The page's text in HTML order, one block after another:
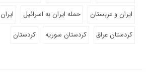
ایران و عربستان
حمله ایران به اسرائیل ایران
کردستان عراق
کردستان سوریه کردستان